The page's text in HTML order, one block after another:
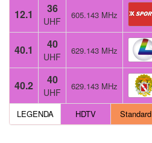
12.1 36
UHF
605.143 MHz
40.1 40
UHF
629.143 MHz
40.2 40
UHF
629.143 MHz
LEGENDA HDTV Standard